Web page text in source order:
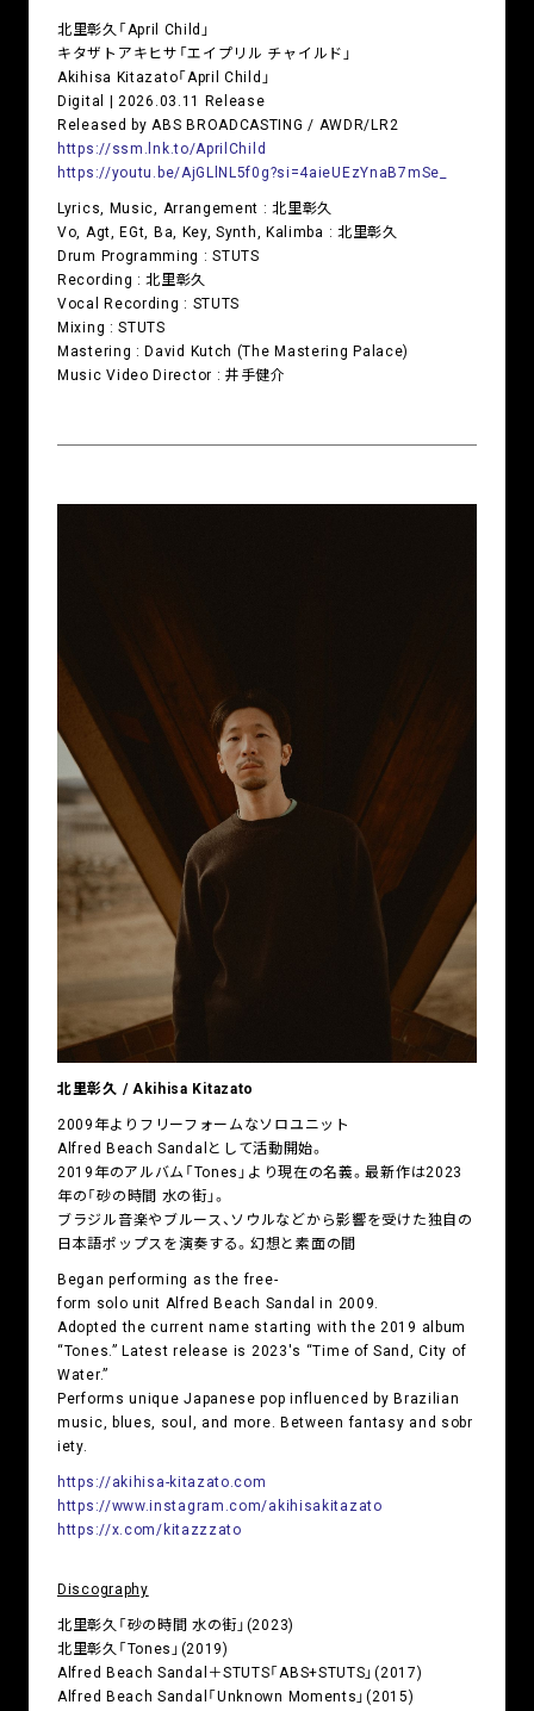
北里彰久「April Child」
キタザトアキヒサ「エイプリル チャイルド」
Akihisa Kitazato「April Child」
Digital | 2026.03.11 Release
Released by ABS BROADCASTING / AWDR/LR2
https://ssm.lnk.to/AprilChild
https://youtu.be/AjGLlNL5f0g?si=4aieUEzYnaB7mSe_
Lyrics, Music, Arrangement : 北里彰久
Vo, Agt, EGt, Ba, Key, Synth, Kalimba : 北里彰久
Drum Programming : STUTS
Recording : 北里彰久
Vocal Recording : STUTS
Mixing : STUTS
Mastering : David Kutch (The Mastering Palace)
Music Video Director : 井手健介
北里彰久 / Akihisa Kitazato
2009年よりフリーフォームなソロユニット
Alfred Beach Sandalとして活動開始。
2019年のアルバム「Tones」より現在の名義。最新作は2023
年の「砂の時間 水の街」。
ブラジル音楽やブルース、ソウルなどから影響を受けた独自の
日本語ポップスを演奏する。幻想と素面の間
Began performing as the free-
form solo unit Alfred Beach Sandal in 2009.
Adopted the current name starting with the 2019 album
“Tones.” Latest release is 2023's “Time of Sand, City of
Water.”
Performs unique Japanese pop influenced by Brazilian
music, blues, soul, and more. Between fantasy and sobr
iety.
https://akihisa-kitazato.com
https://www.instagram.com/akihisakitazato
https://x.com/kitazzzato
Discography
北里彰久「砂の時間 水の街」(2023)
北里彰久「Tones」(2019)
Alfred Beach Sandal＋STUTS「ABS+STUTS」(2017)
Alfred Beach Sandal「Unknown Moments」(2015)